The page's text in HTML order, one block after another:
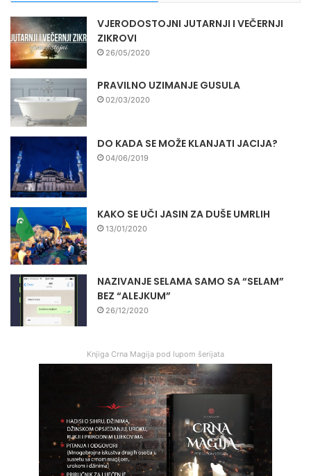
VJERODOSTOJNI JUTARNJI I VEČERNJI
ZIKROVI
26/05/2020
PRAVILNO UZIMANJE GUSULA
02/03/2020
DO KADA SE MOŽE KLANJATI JACIJA?
04/06/2019
KAKO SE UČI JASIN ZA DUŠE UMRLIH
13/01/2020
NAZIVANJE SELAMA SAMO SA “SELAM”
BEZ “ALEJKUM”
26/12/2020
Knjiga Crna Magija pod lupom šerijata